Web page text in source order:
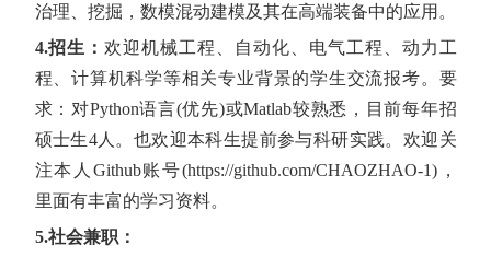
治理、挖掘，数模混动建模及其在高端装备中的应用。
4.招生：欢迎机械工程、自动化、电气工程、动力工
程、计算机科学等相关专业背景的学生交流报考。要
求：对Python语言(优先)或Matlab较熟悉，目前每年招
硕士生4人。也欢迎本科生提前参与科研实践。欢迎关
注本人 Github账号(https://github.com/CHAOZHAO-1)，
里面有丰富的学习资料。
5.社会兼职：